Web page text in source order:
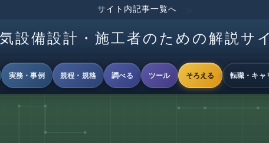
サイト内記事一覧へ
設備設計・施工者のための解説サ
実務・事例 規程・規格 調べる ツール そろえる 転職・キャ